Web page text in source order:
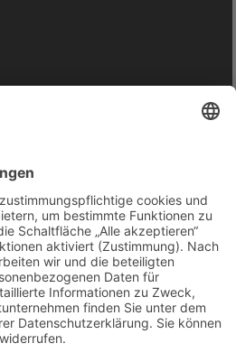
Cookie-Einstellungen
GmbH
Webseite, Planung, Konzept, Design,
und Pflege: